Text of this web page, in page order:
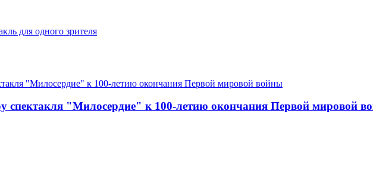
для одного зрителя
спектакля "Милосердие" к 100-летию окончания Первой мировой